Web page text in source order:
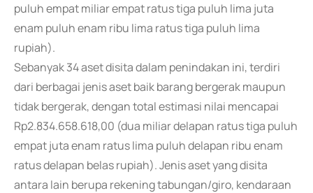
puluh empat miliar empat ratus tiga puluh lima juta
enam puluh enam ribu lima ratus tiga puluh lima
rupiah).
Sebanyak 34 aset disita dalam penindakan ini, terdiri
dari berbagai jenis aset baik barang bergerak maupun
tidak bergerak, dengan total estimasi nilai mencapai
Rp2.834.658.618,00 (dua miliar delapan ratus tiga puluh
empat juta enam ratus lima puluh delapan ribu enam
ratus delapan belas rupiah). Jenis aset yang disita
antara lain berupa rekening tabungan/giro, kendaraan